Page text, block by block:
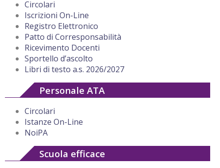
Circolari
Iscrizioni On-Line
Registro Elettronico
Patto di Corresponsabilità
Ricevimento Docenti
Sportello d’ascolto
Libri di testo a.s. 2026/2027
Personale ATA
Circolari
Istanze On-Line
NoiPA
Scuola efficace